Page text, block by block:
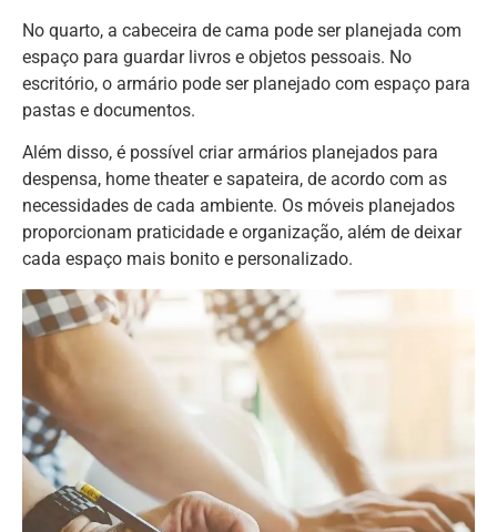
No quarto, a cabeceira de cama pode ser planejada com
espaço para guardar livros e objetos pessoais. No
escritório, o armário pode ser planejado com espaço para
pastas e documentos.
Além disso, é possível criar armários planejados para
despensa, home theater e sapateira, de acordo com as
necessidades de cada ambiente. Os móveis planejados
proporcionam praticidade e organização, além de deixar
cada espaço mais bonito e personalizado.